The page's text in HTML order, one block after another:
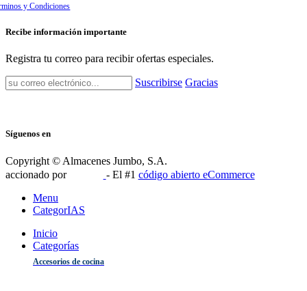
y Condiciones
Recibe información importante
Registra tu correo para recibir ofertas especiales.
Suscribirse Gracias
Síguenos en
Copyright © Almacenes Jumbo, S.A.
accionado por
- El #1 código abierto eCommerce
Menu
CategorIAS
Inicio
Categorías
Accesorios de cocina